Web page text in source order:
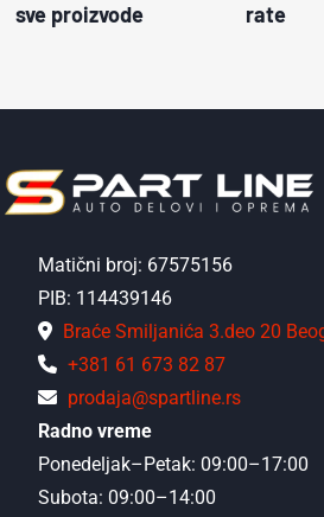
sve proizvode
rate
Matični broj: 67575156
PIB: 114439146
Braće Smiljanića 3.deo 20
+381 61 673 82 87
prodaja@spartline.rs
Radno vreme
Ponedeljak–Petak: 09:00–17:00
Subota: 09:00–14:00